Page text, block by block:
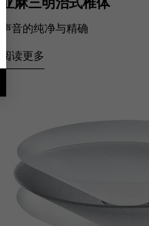
声音的纯净与精确
阅读更多